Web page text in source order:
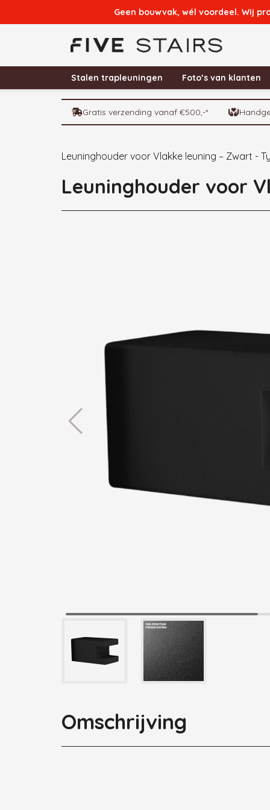
Geen bouwvak, wél voordeel. Wij
Stalen trapleuningen Foto’s van klanten
Gratis verzending vanaf €500,-*
Leuninghouder voor Vlakke leuning – Zwart -
Leuninghouder voor
Omschrijving